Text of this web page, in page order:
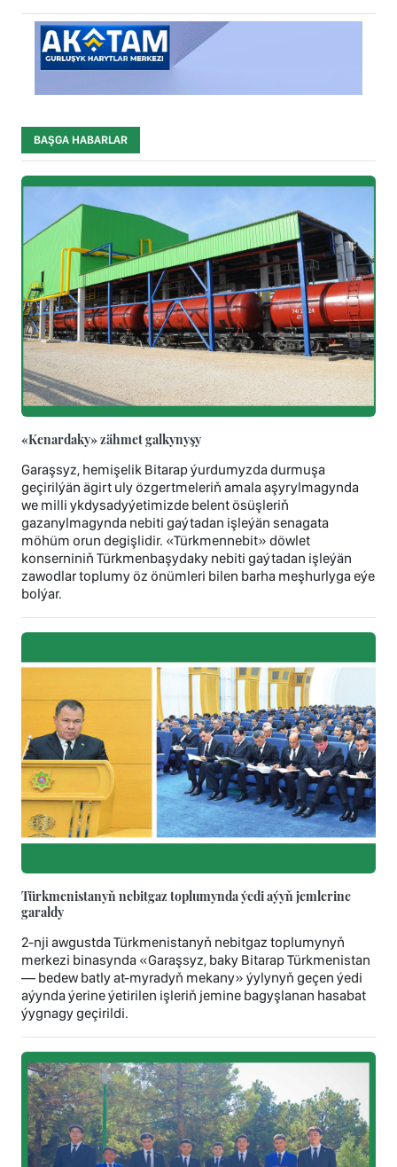
BAŞGA HABARLAR
«Kenardaky» zähmet galkynyşy
Garaşsyz, hemişelik Bitarap ýurdumyzda durmuşa
geçirilýän ägirt uly özgertmeleriň amala aşyrylmagynda
we milli ykdysadyýetimizde belent ösüşleriň
gazanylmagynda nebiti gaýtadan işleýän senagata
möhüm orun degişlidir. «Türkmennebit» döwlet
konserniniň Türkmenbaşydaky nebiti gaýtadan işleýän
zawodlar toplumy öz önümleri bilen barha meşhurlyga eýe
bolýar.
Türkmenistanyň nebitgaz toplumynda ýedi aýyň jemlerine
garaldy
2-nji awgustda Türkmenistanyň nebitgaz toplumynyň
merkezi binasynda «Garaşsyz, baky Bitarap Türkmenistan
— bedew batly at-myradyň mekany» ýylynyň geçen ýedi
aýynda ýerine ýetirilen işleriň jemine bagyşlanan hasabat
ýygnagy geçirildi.